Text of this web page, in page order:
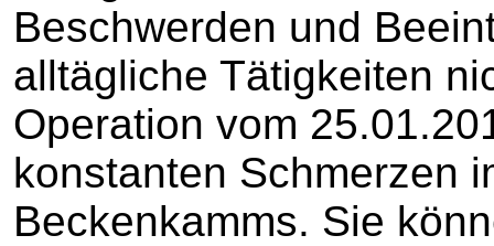
Beschwerden und
alltägliche Tätigkeiten
Operation vom
konstanten Schmerzen
Beckenkamms. Sie